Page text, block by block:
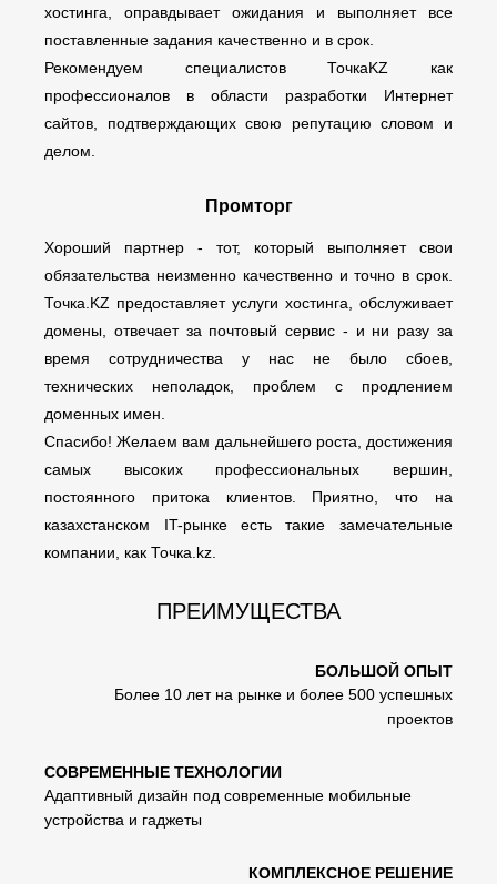
хостинга, оправдывает ожидания и выполняет все
поставленные задания качественно и в срок.
Рекомендуем специалистов ТочкаKZ как
профессионалов в области разработки Интернет
сайтов, подтверждающих свою репутацию словом и
делом.
Промторг
Хороший партнер - тот, который выполняет свои
обязательства неизменно качественно и точно в срок.
Точка.KZ предоставляет услуги хостинга, обслуживает
домены, отвечает за почтовый сервис - и ни разу за
время сотрудничества у нас не было сбоев,
технических неполадок, проблем с продлением
доменных имен.
Спасибо! Желаем вам дальнейшего роста, достижения
самых высоких профессиональных вершин,
постоянного притока клиентов. Приятно, что на
казахстанском IT-рынке есть такие замечательные
компании, как Точка.kz.
ПРЕИМУЩЕСТВА
БОЛЬШОЙ ОПЫТ
Более 10 лет на рынке и более 500 успешных
проектов
СОВРЕМЕННЫЕ ТЕХНОЛОГИИ
Адаптивный дизайн под современные мобильные
устройства и гаджеты
КОМПЛЕКСНОЕ РЕШЕНИЕ